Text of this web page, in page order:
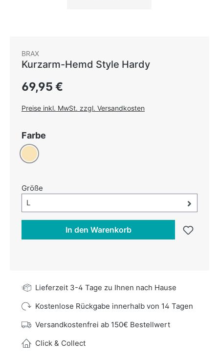
BRAX
Kurzarm-Hemd Style Hardy
Regulärer Preis:
69,95 €
Preise inkl. MwSt. zzgl. Versandkosten
Farbe
Beige
Größe
Größe-Auswahl öffnen, aktuell ausgewählt:
L
In den Warenkorb
Lieferzeit 3-4 Tage zu Ihnen nach Hause
Kostenlose Rückgabe innerhalb von 14 Tagen
Versandkostenfrei ab 150€ Bestellwert
Click & Collect